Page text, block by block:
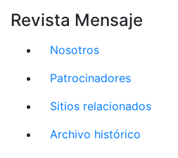
Revista Mensaje
Nosotros
Patrocinadores
Sitios relacionados
Archivo histórico